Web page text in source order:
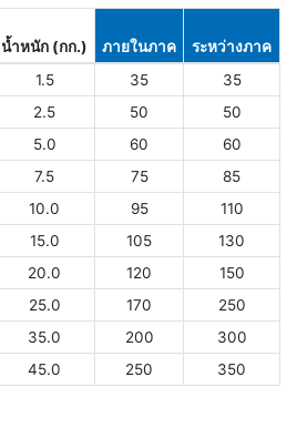
น้ำหนัก (กก.) ภายในภาค
ระหว่างภาค
1.5 35
35
2.5 50
50
5.0 60
60
7.5 75
85
10.0 95
110
15.0 105
130
20.0 120
150
25.0 170
250
35.0 200
300
45.0 250 350